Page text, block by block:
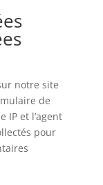
notre site
de
IP et l’agent
pour